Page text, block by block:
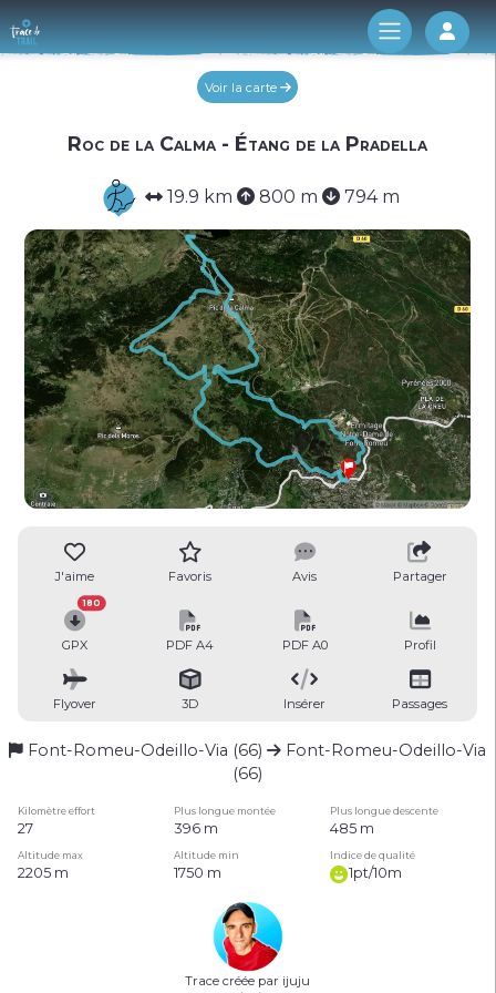
Log
Voir la carte
Roc de la Calma - Étang de la Pradella
19.9 km 800 m 794 m
J'aime Favoris Avis Partager
GPX
180
PDF A4 PDF A0 Profil
Flyover 3D Insérer Passages
Font-Romeu-Odeillo-Via (66)
Font-Romeu-Odeillo-Via
(66)
Kilomètre effort Plus longue montée Plus longue descente
27 396 m 485 m
Altitude max Altitude min Indice de qualité
2205 m 1750 m 1pt/10m
Trace créée par ijuju